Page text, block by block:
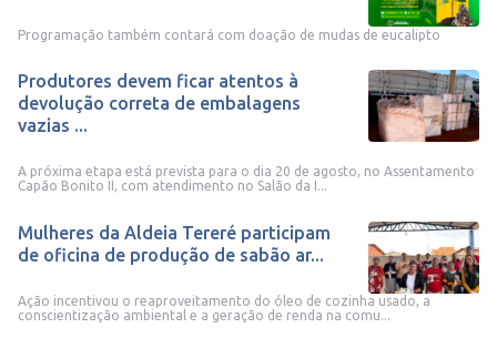
Programação também contará com doação de mudas de eucalipto
Produtores devem ficar atentos à
devolução correta de embalagens
vazias ...
A próxima etapa está prevista para o dia 20 de agosto, no Assentamento
Capão Bonito II, com atendimento no Salão da I...
Mulheres da Aldeia Tereré participam
de oficina de produção de sabão ar...
Ação incentivou o reaproveitamento do óleo de cozinha usado, a
conscientização ambiental e a geração de renda na comu...